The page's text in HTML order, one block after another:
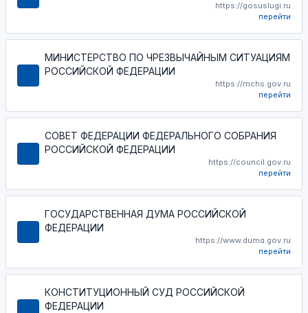
https://gosuslugi.ru
перейти
МИНИСТЕРСТВО ПО ЧРЕЗВЫЧАЙНЫМ СИТУАЦИЯМ
РОССИЙСКОЙ ФЕДЕРАЦИИ
https://mchs.gov.ru
перейти
СОВЕТ ФЕДЕРАЦИИ ФЕДЕРАЛЬНОГО СОБРАНИЯ
РОССИЙСКОЙ ФЕДЕРАЦИИ
https://council.gov.ru
перейти
ГОСУДАРСТВЕННАЯ ДУМА РОССИЙСКОЙ
ФЕДЕРАЦИИ
https://www.duma.gov.ru
перейти
КОНСТИТУЦИОННЫЙ СУД РОССИЙСКОЙ
ФЕДЕРАЦИИ